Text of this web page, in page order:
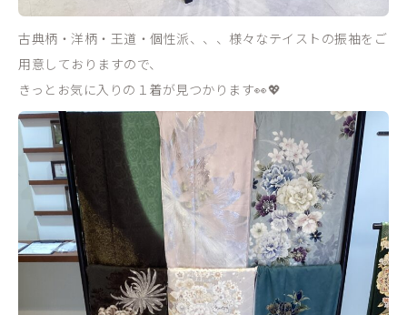
古典柄・洋柄・王道・個性派、、、様々なテイストの振袖をご
用意しておりますので、
きっとお気に入りの１着が見つかります👀💖